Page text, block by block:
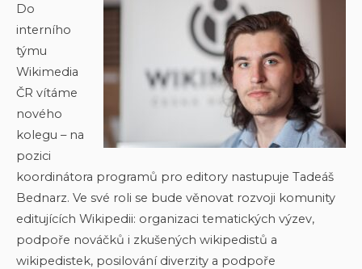
Do
interního
týmu
Wikimedia
ČR vítáme
nového
kolegu – na
pozici
koordinátora programů pro editory nastupuje Tadeáš
Bednarz. Ve své roli se bude věnovat rozvoji komunity
editujících Wikipedii: organizaci tematických výzev,
podpoře nováčků i zkušených wikipedistů a
wikipedistek, posilování diverzity a podpoře